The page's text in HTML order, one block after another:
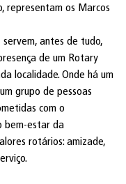
representam os Marcos
servem, antes de tudo,
de um Rotary
localidade. Onde há um
grupo de pessoas
com o
bem-estar da
rotários: amizade,